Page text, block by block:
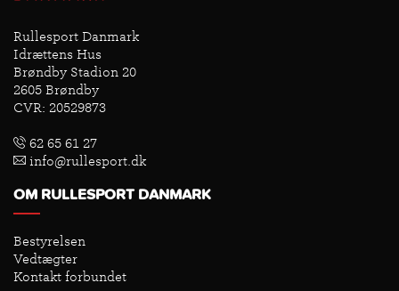
Rullesport Danmark
Idrættens Hus
Brøndby Stadion 20
2605 Brøndby
CVR: 20529873
62 65 61 27
info@rullesport.dk
OM RULLESPORT DANMARK
Bestyrelsen
Vedtægter
Kontakt forbundet